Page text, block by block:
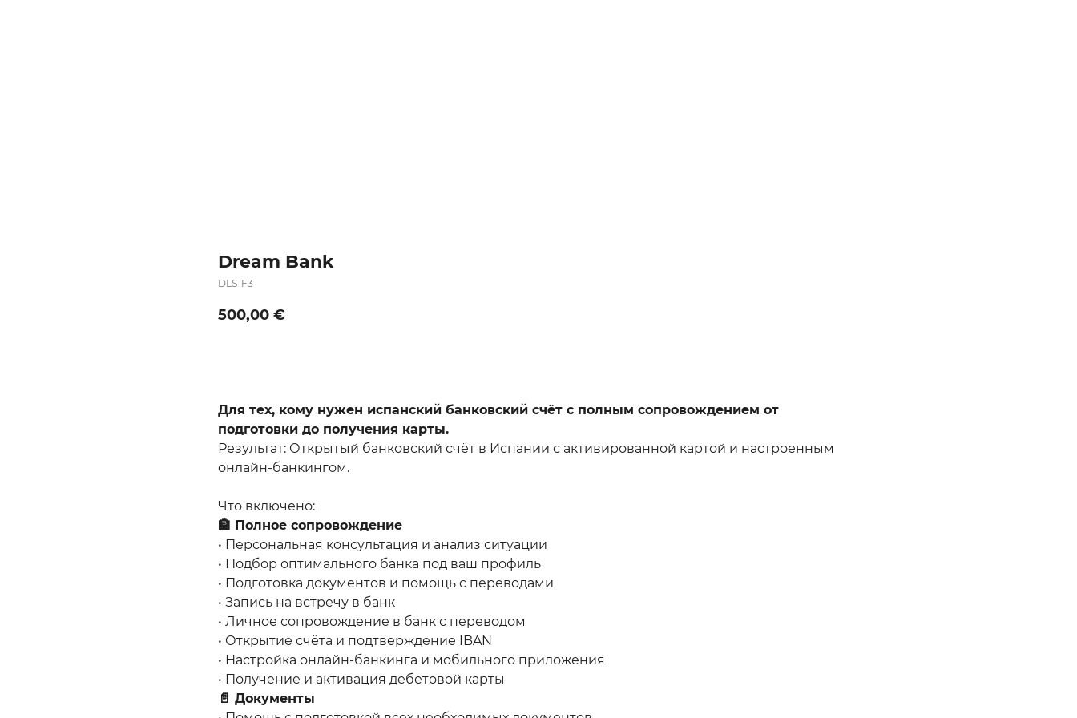
Dream Bank
DLS-F3
500,00 €
Для тех, кому нужен испанский банковский счёт с полным сопровождением от
подготовки до получения карты.
Результат: Открытый банковский счёт в Испании с активированной картой и настроенным
онлайн-банкингом.
Что включено:
🏦 Полное сопровождение
• Персональная консультация и анализ ситуации
• Подбор оптимального банка под ваш профиль
• Подготовка документов и помощь с переводами
• Запись на встречу в банк
• Личное сопровождение в банк с переводом
• Открытие счёта и подтверждение IBAN
• Настройка онлайн-банкинга и мобильного приложения
• Получение и активация дебетовой карты
📄 Документы